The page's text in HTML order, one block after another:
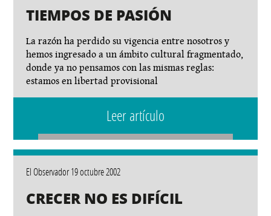
TIEMPOS DE PASIÓN
La razón ha perdido su vigencia entre nosotros y
hemos ingresado a un ámbito cultural fragmentado,
donde ya no pensamos con las mismas reglas:
estamos en libertad provisional
Leer artículo
El Observador 19 octubre 2002
CRECER NO ES DIFÍCIL